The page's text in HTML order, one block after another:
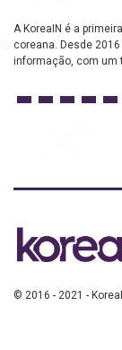
A KoreaIN é a
coreana. Desde
informação, com um
© 2016 - 2021 -